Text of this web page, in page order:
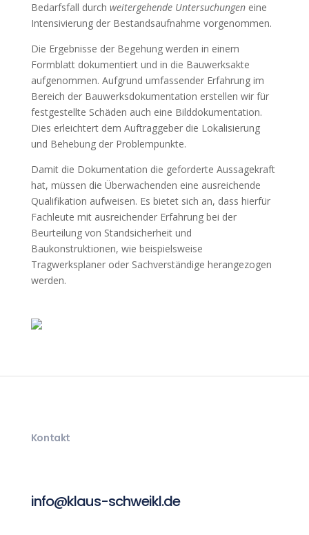
Bedarfsfall durch weitergehende Untersuchungeneine
Intensivierung der Bestandsaufnahme vorgenommen.
Die Ergebnisse der Begehung werden in einem
Formblatt dokumentiert und in die Bauwerksakte
aufgenommen. Aufgrund umfassender Erfahrung im
Bereich der Bauwerksdokumentation erstellen wir für
festgestellte Schäden auch eine Bilddokumentation.
Dies erleichtert dem Auftraggeber die Lokalisierung
und Behebung der Problempunkte.
Damit die Dokumentation die geforderte Aussagekraft
hat, müssen die Überwachenden eine ausreichende
Qualifikation aufweisen. Es bietet sich an, dass hierfür
Fachleute mit ausreichender Erfahrung bei der
Beurteilung von Standsicherheit und
Baukonstruktionen, wie beispielsweise
Tragwerksplaner oder Sachverständige herangezogen
werden.
Kontakt
info@klaus-schweikl.de